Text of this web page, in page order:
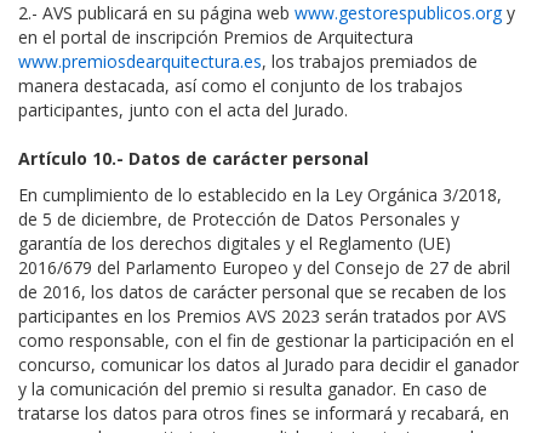
2.- AVS publicará en su página web www.gestorespublicos.orgy
en el portal de inscripción Premios de Arquitectura
www.premiosdearquitectura.es, los trabajos premiados de
manera destacada, así como el conjunto de los trabajos
participantes, junto con el acta del Jurado.
Artículo 10.- Datos de carácter personal
En cumplimiento de lo establecido en la Ley Orgánica 3/2018,
de 5 de diciembre, de Protección de Datos Personales y
garantía de los derechos digitales y el Reglamento (UE)
2016/679 del Parlamento Europeo y del Consejo de 27 de abril
de 2016, los datos de carácter personal que se recaben de los
participantes en los Premios AVS 2023 serán tratados por AVS
como responsable, con el fin de gestionar la participación en el
concurso, comunicar los datos al Jurado para decidir el ganador
y la comunicación del premio si resulta ganador. En caso de
tratarse los datos para otros fines se informará y recabará, en